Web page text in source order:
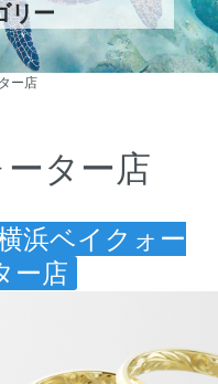
リー
ー店
ター店
浜ベイクォー
ー店